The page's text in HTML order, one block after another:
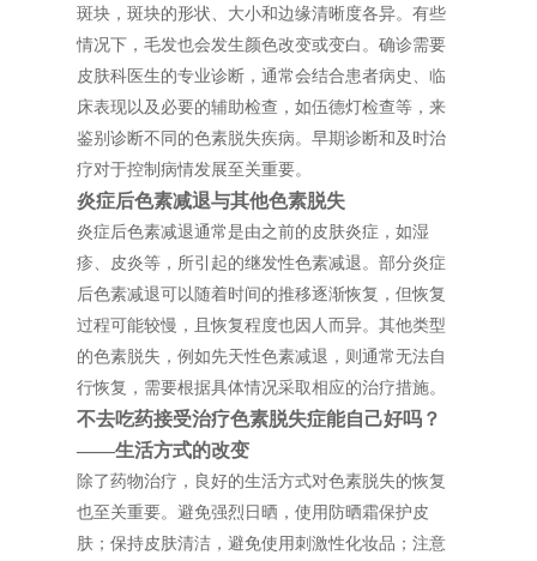
斑块，斑块的形状、大小和边缘清晰度各异。有些
情况下，毛发也会发生颜色改变或变白。确诊需要
皮肤科医生的专业诊断，通常会结合患者病史、临
床表现以及必要的辅助检查，如伍德灯检查等，来
鉴别诊断不同的色素脱失疾病。早期诊断和及时治
疗对于控制病情发展至关重要。
炎症后色素减退与其他色素脱失
炎症后色素减退通常是由之前的皮肤炎症，如湿
疹、皮炎等，所引起的继发性色素减退。部分炎症
后色素减退可以随着时间的推移逐渐恢复，但恢复
过程可能较慢，且恢复程度也因人而异。其他类型
的色素脱失，例如先天性色素减退，则通常无法自
行恢复，需要根据具体情况采取相应的治疗措施。
不去吃药接受治疗色素脱失症能自己好吗？
——生活方式的改变
除了药物治疗，良好的生活方式对色素脱失的恢复
也至关重要。避免强烈日晒，使用防晒霜保护皮
肤；保持皮肤清洁，避免使用刺激性化妆品；注意